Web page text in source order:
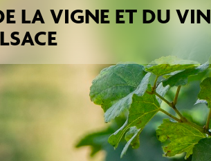
LA VIGNE ET DU VIN